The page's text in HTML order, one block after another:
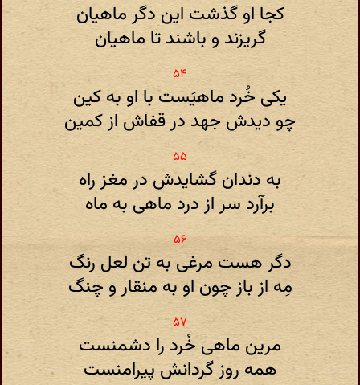
کجا او گذشت این دگر ماهیان
گریزند و باشند تا ماهیان
یکی خُرد ماهیَست با او به کین
چو دیدش جهد در قفاش از کمین
به دندان گشایدش در مغز راه
برآرد سر از درد ماهی به ماه
دگر هست مرغی به تن لعل رنگ
مِه از باز چون او به منقار و چنگ
مرین ماهی خُرد را دشمنست
همه روز گردانش پیرامنست